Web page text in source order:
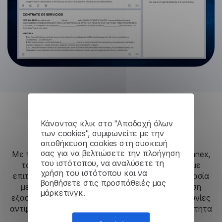
Κάνοντας κλικ στο "Αποδοχή όλων
των cookies", συμφωνείτε με την
αποθήκευση cookies στη συσκευή
σας για να βελτιώσετε την πλοήγηση
του ιστότοπου, να αναλύσετε τη
χρήση του ιστότοπου και να
βοηθήσετε στις προσπάθειές μας
μάρκετινγκ.
Αποτελέσματα
Με τον μεταφραστή επιφάνειας εργασίας Lingvanex,
το Πανεπιστήμιο της Κοπεγχάγης εφάρμοσε με
επιτυχία μια ασφαλή και αποτελεσματική διαδικασία
μετάφρασης για τα ρυθμιστικά έγγραφα. Η λύση
εξασφάλισε ότι όλες οι πολυγλωσσικές επικοινωνίες
αντιμετωπίστηκαν με την απόλυτη εμπιστευτικότητα
και ακρίβεια.